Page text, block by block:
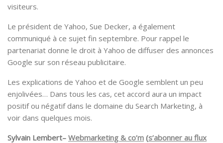
visiteurs.
Le président de Yahoo, Sue Decker, a également
communiqué à ce sujet fin septembre. Pour rappel le
partenariat donne le droit à Yahoo de diffuser des annonces
Google sur son réseau publicitaire.
Les explications de Yahoo et de Google semblent un peu
enjolivées… Dans tous les cas, cet accord aura un impact
positif ou négatif dans le domaine du Search Marketing, à
voir dans quelques mois.
Sylvain Lembert– Webmarketing & co’m (s’abonner au flux